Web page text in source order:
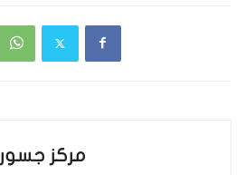
مركز جسور